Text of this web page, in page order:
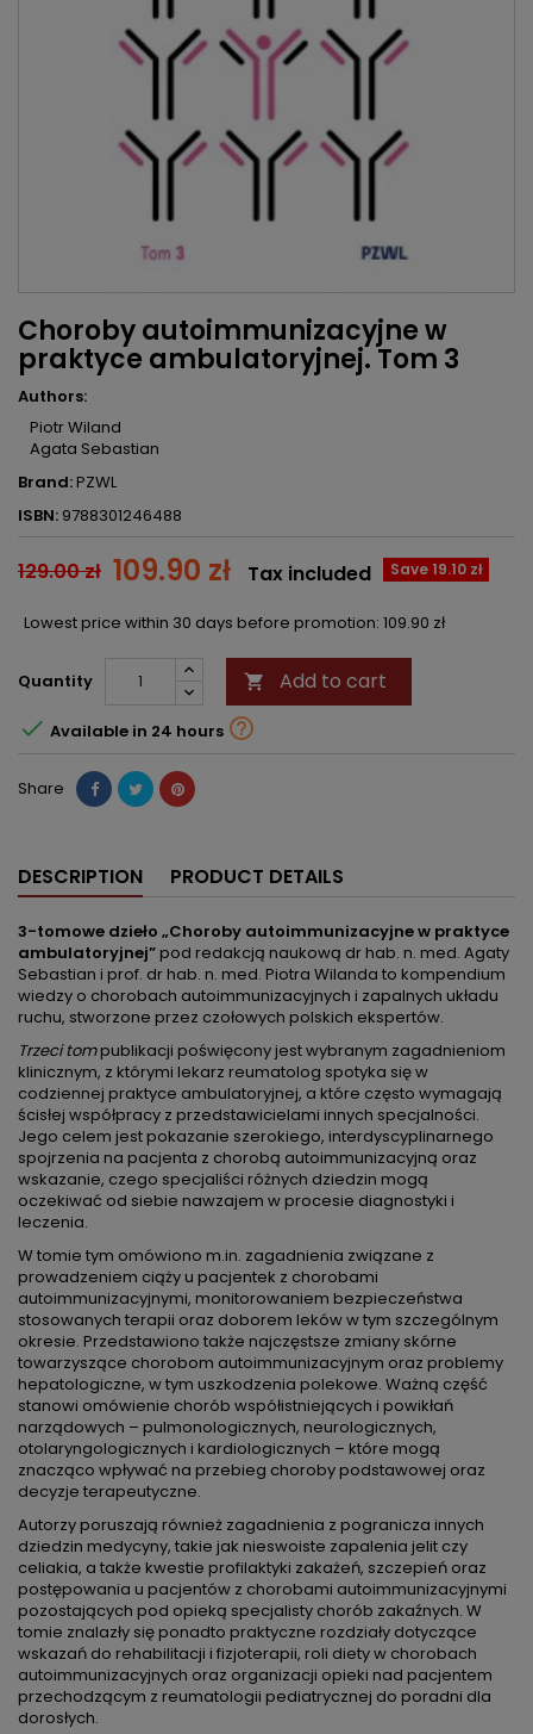
Choroby autoimmunizacyjne w
praktyce ambulatoryjnej. Tom 3
Authors:
Piotr Wiland
Agata Sebastian
Brand:PZWL
ISBN: 9788301246488
129.00 zł 109.90 zł Save 19.10 zł
Tax included
Lowest price within 30 days before promotion: 109.90 zł
Quantity  Add to cart
 Available in 24 hours 
Share
DESCRIPTION PRODUCT DETAILS
3-tomowe dzieło „Choroby autoimmunizacyjne w praktyce
ambulatoryjnej”pod redakcją naukową dr hab. n. med. Agaty
Sebastian i prof. dr hab. n. med. Piotra Wilanda to kompendium
wiedzy o chorobach autoimmunizacyjnych i zapalnych układu
ruchu, stworzone przez czołowych polskich ekspertów.
Trzeci tompublikacji poświęcony jest wybranym zagadnieniom
klinicznym, z którymi lekarz reumatolog spotyka się w
codziennej praktyce ambulatoryjnej, a które często wymagają
ścisłej współpracy z przedstawicielami innych specjalności.
Jego celem jest pokazanie szerokiego, interdyscyplinarnego
spojrzenia na pacjenta z chorobą autoimmunizacyjną oraz
wskazanie, czego specjaliści różnych dziedzin mogą
oczekiwać od siebie nawzajem w procesie diagnostyki i
leczenia.
W tomie tym omówiono m.in. zagadnienia związane z
prowadzeniem ciąży u pacjentek z chorobami
autoimmunizacyjnymi, monitorowaniem bezpieczeństwa
stosowanych terapii oraz doborem leków w tym szczególnym
okresie. Przedstawiono także najczęstsze zmiany skórne
towarzyszące chorobom autoimmunizacyjnym oraz problemy
hepatologiczne, w tym uszkodzenia polekowe. Ważną część
stanowi omówienie chorób współistniejących i powikłań
narządowych – pulmonologicznych, neurologicznych,
otolaryngologicznych i kardiologicznych – które mogą
znacząco wpływać na przebieg choroby podstawowej oraz
decyzje terapeutyczne.
Autorzy poruszają również zagadnienia z pogranicza innych
dziedzin medycyny, takie jak nieswoiste zapalenia jelit czy
celiakia, a także kwestie profilaktyki zakażeń, szczepień oraz
postępowania u pacjentów z chorobami autoimmunizacyjnymi
pozostających pod opieką specjalisty chorób zakaźnych. W
tomie znalazły się ponadto praktyczne rozdziały dotyczące
wskazań do rehabilitacji i fizjoterapii, roli diety w chorobach
autoimmunizacyjnych oraz organizacji opieki nad pacjentem
przechodzącym z reumatologii pediatrycznej do poradni dla
dorosłych.